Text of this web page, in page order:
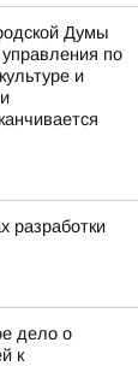
Думы
по
и
разработки
дело о
к